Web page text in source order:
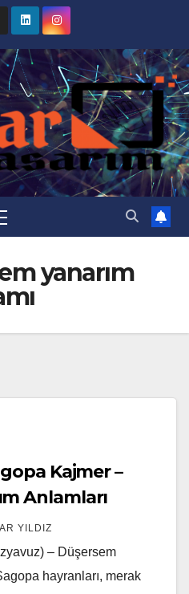
yanarım
Kajmer –
Anlamları
YILDIZ
– Düşersem
hayranları, merak